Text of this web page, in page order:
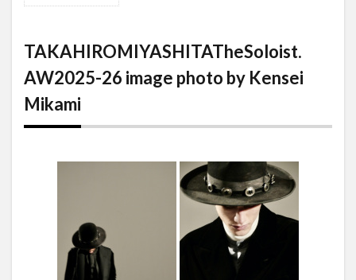
1
Kensei Mikami
TAKAHIROMIYASHITATheSoloist.
AW2025-26 image photo by Kensei
Mikami